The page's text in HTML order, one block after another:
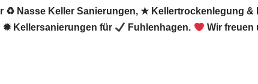
♻ Nasse Keller Sanierungen, ★ Kellertrockenlegung
✹ Kellersanierungen für Fuhlenhagen. Wir freuen